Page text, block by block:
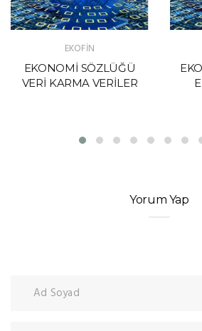
EKOFİN
EKONOMİ SÖZLÜĞÜ
VERİ KARMA VERİLER
Yorum Yap